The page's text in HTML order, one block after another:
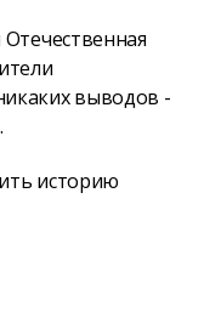
Отечественная
выводов -
историю